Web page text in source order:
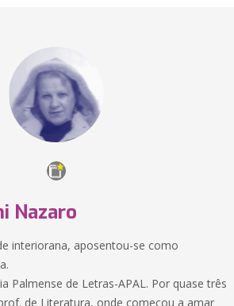
Nazaro
interiorana, aposentou-se como
Palmense de Letras-APAL. Por quase três
de Literatura, onde começou a amar